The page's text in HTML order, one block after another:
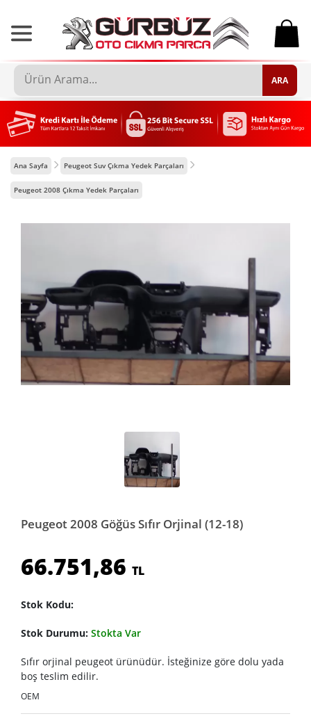
0
ARA
Ana Sayfa Peugeot Suv Çıkma Yedek Parçaları
Peugeot 2008 Çıkma Yedek Parçaları
Peugeot 2008 Göğüs Sıfır Orjinal (12-18)
66.751,86 TL
Stok Kodu:
Stok Durumu: Stokta Var
Sıfır orjinal peugeot ürünüdür. İsteğinize göre dolu yada
boş teslim edilir.
OEM